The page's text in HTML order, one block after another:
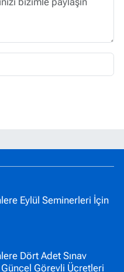
Eylül Seminerleri İçin
Dört Adet Sınav
Görevli Ücretleri